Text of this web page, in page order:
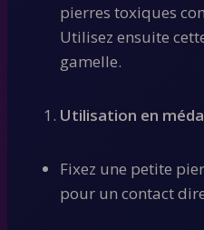
pierres toxiques
Utilisez ensuite
gamelle.
Utilisation en
Fixez une petite
pour un contact